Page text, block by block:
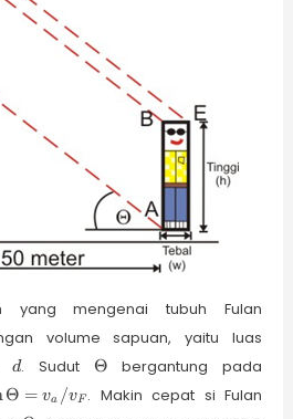
yang mengenai tubuh Fulan
volume sapuan, yaitu luas
d
d. Sudut \Theta
Θ bergantung pada
/ v_F
Θ = va /vF . Makin cepat si Fulan